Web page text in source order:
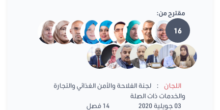
مقترح من:
16
اللجان :
لجنة الفلاحة والأمن الغذائي والتجارة
والخدمات ذات الصلة
03 جويلية 2020
14 فصل